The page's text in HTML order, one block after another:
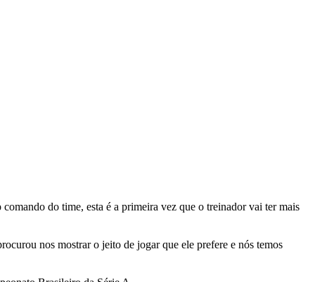
do time, esta é a primeira vez que o treinador vai ter mais
nos mostrar o jeito de jogar que ele prefere e nós temos